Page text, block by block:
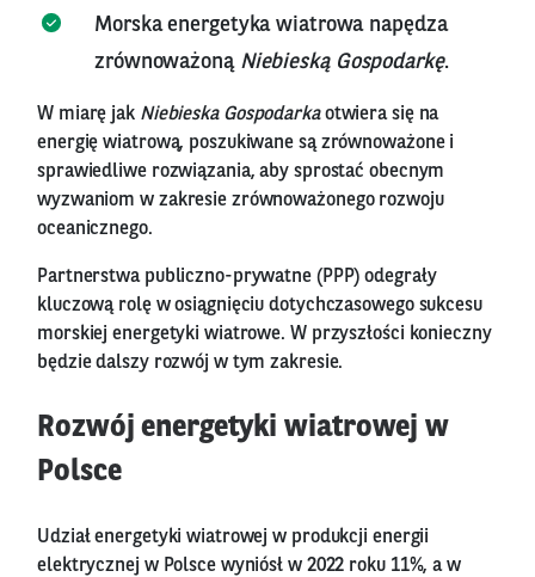
Morska energetyka wiatrowa napędza
zrównoważoną Niebieską Gospodarkę.
W miarę jak Niebieska Gospodarkaotwiera się na
energię wiatrową, poszukiwane są zrównoważone i
sprawiedliwe rozwiązania, aby sprostać obecnym
wyzwaniom w zakresie zrównoważonego rozwoju
oceanicznego.
Partnerstwa publiczno-prywatne (PPP) odegrały
kluczową rolę w osiągnięciu dotychczasowego sukcesu
morskiej energetyki wiatrowe. W przyszłości konieczny
będzie dalszy rozwój w tym zakresie.
Rozwój energetyki wiatrowej w
Polsce
Udział energetyki wiatrowej w produkcji energii
elektrycznej w Polsce wyniósł w 2022 roku 11%, a w